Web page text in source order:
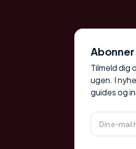
Tilmeld dig
ugen. I
guides og